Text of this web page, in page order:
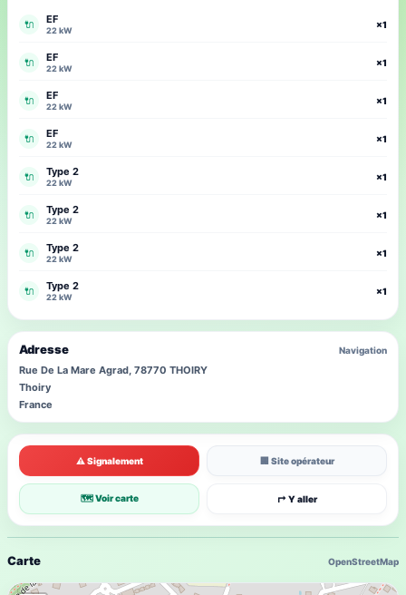
Carte OpenStreetMap
⚠ Signalement 🏢 Site opérateur
🗺 Voir carte ↱ Y aller
🔌 EF
22 kW
×1
🔌 EF
22 kW
×1
🔌 EF
22 kW
×1
🔌 EF
22 kW
×1
🔌 Type 2
22 kW
×1
🔌 Type 2
22 kW
×1
🔌 Type 2
22 kW
×1
🔌 Type 2
22 kW
×1
Adresse Navigation
Rue De La Mare Agrad, 78770 THOIRY
Thoiry
France